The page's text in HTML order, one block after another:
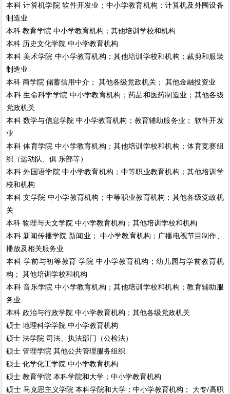
本科 计算机学院 软件开发业；中小学教育机构；计算机及外围设备
制造业
本科 教育学院 中小学教育机构；其他培训学校和机构
本科 历史文化学院 中小学教育机构
本科 美术学院 中小学教育机构；其他培训学校和机构；裁剪和服装
制造业
本科 商学院 储蓄信用中介； 其他各级党政机关； 其他金融投资业
本科 生命科学学院 中小学教育机构；药品和医药制造业；其他各级
党政机关
本科 数学与信息学院 中小学教育机构；教育辅助服务业； 软件开发
业
本科 体育学院 中小学教育机构；其他培训学校和机构；体育竞赛组
织（运动队、俱 乐部等）
本科 外国语学院 中小学教育机构；中等职业教育机构；其他培训学
校和机构
本科 文学院 中小学教育机构；中等职业教育机构；其他各级党政机
关
本科 物理与天文学院 中小学教育机构；其他培训学校和机构
本科 新闻传播学院 新闻业； 中小学教育机构；广播电视节目制作、
播放及相关服务业
本科 学前与初等教育 学院 中小学教育机构；幼儿园与学前教育机
构； 其他培训学校和机构
本科 音乐学院 中小学教育机构；其他培训学校和机构；教育辅助服
务业
本科 政治与行政学院 中小学教育机构；其他各级党政机关
硕士 地理科学学院 中小学教育机构
硕士 法学院 司法、执法部门（公检法）
硕士 管理学院 其他公共管理服务组织
硕士 化学化工学院 中小学教育机构
硕士 教育学院 本科学院和大学；中小学教育机构
硕士 马克思主义学院 本科学院和大学；中小学教育机构； 大专/高职